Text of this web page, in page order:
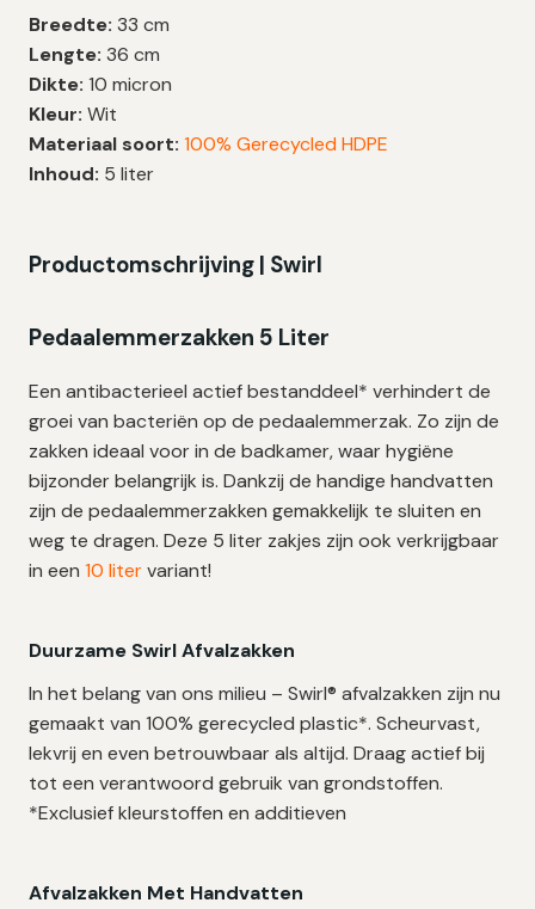
|
Badkamer
Scheurvast
&
Lekvrij
|
10
33x36
–
560
zakken
aantal
Breedte: 33 cm
Lengte: 36 cm
Dikte: 10 micron
Kleur: Wit
Materiaal soort: 100% Gerecycled HDPE
Inhoud: 5 liter
Productomschrijving | Swirl
Pedaalemmerzakken 5 Liter
Een antibacterieel actief bestanddeel* verhindert de
groei van bacteriën op de pedaalemmerzak. Zo zijn de
zakken ideaal voor in de badkamer, waar hygiëne
bijzonder belangrijk is. Dankzij de handige handvatten
zijn de pedaalemmerzakken gemakkelijk te sluiten en
weg te dragen. Deze 5 liter zakjes zijn ook verkrijgbaar
in een 10 litervariant!
Duurzame Swirl Afvalzakken
In het belang van ons milieu – Swirl® afvalzakken zijn nu
gemaakt van 100% gerecycled plastic*. Scheurvast,
lekvrij en even betrouwbaar als altijd. Draag actief bij
tot een verantwoord gebruik van grondstoffen.
*Exclusief kleurstoffen en additieven
Afvalzakken Met Handvatten